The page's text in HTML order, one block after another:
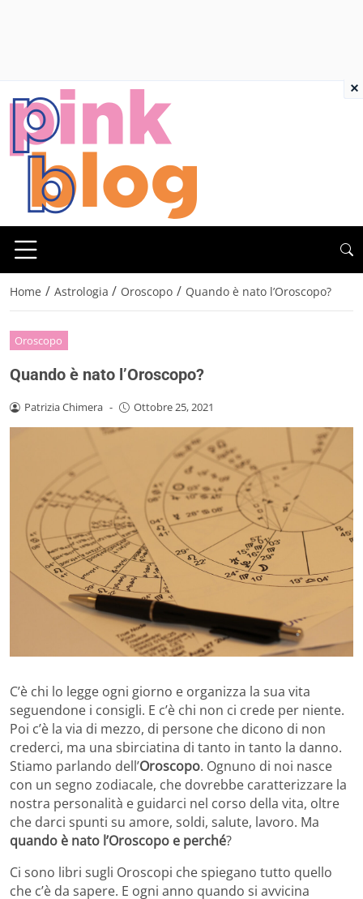
Home / Astrologia / Oroscopo / Quando è nato l’Oroscopo?
Oroscopo
Quando è nato l’Oroscopo?
Patrizia Chimera - Ottobre 25, 2021
C’è chi lo legge ogni giorno e organizza la sua vita
seguendone i consigli. E c’è chi non ci crede per niente.
Poi c’è la via di mezzo, di persone che dicono di non
crederci, ma una sbirciatina di tanto in tanto la danno.
Stiamo parlando dell’Oroscopo. Ognuno di noi nasce
con un segno zodiacale, che dovrebbe caratterizzare la
nostra personalità e guidarci nel corso della vita, oltre
che darci spunti su amore, soldi, salute, lavoro. Ma
quando è nato l’Oroscopo e perché?
Ci sono libri sugli Oroscopi che spiegano tutto quello
che c’è da sapere. E ogni anno quando si avvicina
×